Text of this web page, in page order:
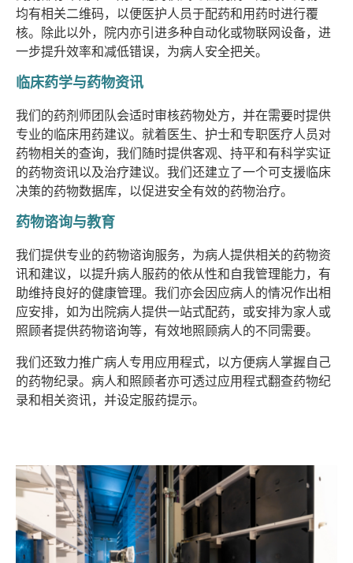
均有相关二维码，以便医护人员于配药和用药时进行覆
核。除此以外，院内亦引进多种自动化或物联网设备，进
一步提升效率和减低错误，为病人安全把关。
临床药学与药物资讯
我们的药剂师团队会适时审核药物处方，并在需要时提供
专业的临床用药建议。就着医生、护士和专职医疗人员对
药物相关的查询，我们随时提供客观、持平和有科学实证
的药物资讯以及治疗建议。我们还建立了一个可支援临床
决策的药物数据库，以促进安全有效的药物治疗。
药物谘询与教育
我们提供专业的药物谘询服务，为病人提供相关的药物资
讯和建议，以提升病人服药的依从性和自我管理能力，有
助维持良好的健康管理。我们亦会因应病人的情况作出相
应安排，如为出院病人提供一站式配药，或安排为家人或
照顾者提供药物谘询等，有效地照顾病人的不同需要。
我们还致力推广病人专用应用程式，以方便病人掌握自己
的药物纪录。病人和照顾者亦可透过应用程式翻查药物纪
录和相关资讯，并设定服药提示。